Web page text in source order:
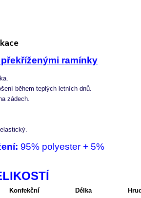
ramínky
během teplých letních dnů.
zádech.
95% polyester + 5%
Konfekční Délka